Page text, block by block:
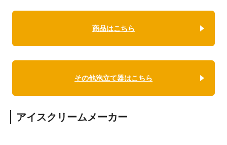
商品はこちら
その他泡立て器はこちら
アイスクリームメーカー